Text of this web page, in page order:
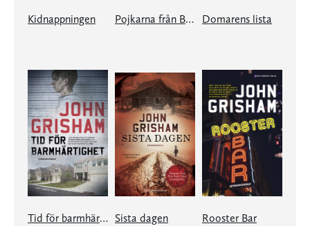
Kidnappningen Pojkarna från Biloxi Domarens lista
Tid för barmhärtighet Sista dagen Rooster Bar